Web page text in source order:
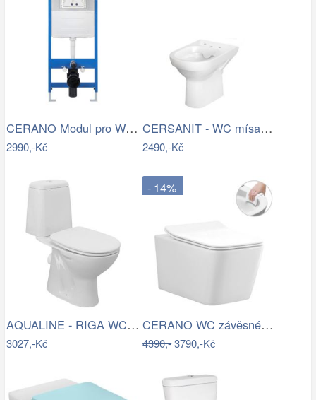
CERANO Modul pro WC závěsné Lite -…
2990,-Kč
CERSANIT - WC mísa k WC KOMBI 603 CITY…
2490,-Kč
AQUALINE - RIGA WC kombi, dvojtlačítko…
3027,-Kč
- 14%
CERANO WC závěsné Forte, Rimless + Slim…
4390,-3790,-Kč